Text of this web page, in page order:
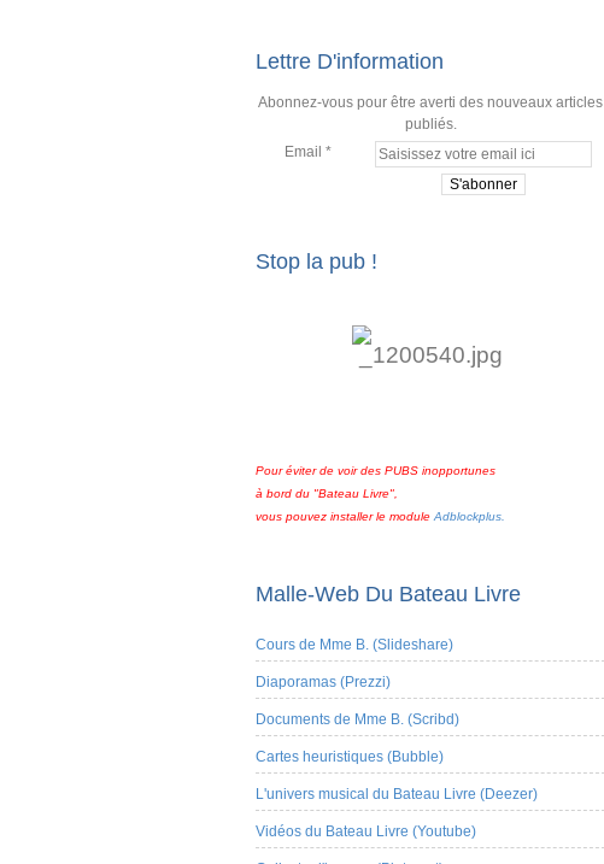
Lettre D'information
Abonnez-vous pour être averti des nouveaux articles
publiés.
Email
Stop la pub !
Pour éviter de voir des PUBS inopportunes
à bord du "Bateau Livre",
vous pouvez installer le module Adblockplus.
Malle-Web Du Bateau Livre
Cours de Mme B. (Slideshare)
Diaporamas (Prezzi)
Documents de Mme B. (Scribd)
Cartes heuristiques (Bubble)
L'univers musical du Bateau Livre (Deezer)
Vidéos du Bateau Livre (Youtube)